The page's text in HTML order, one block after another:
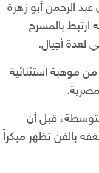
الرحمن أبو زهرة
ارتبط بالمسرح
لعدة أجيال.
من موهبة استثنائية
أسرة متوسطة، قبل أن
بالفن تظهر مبكراً